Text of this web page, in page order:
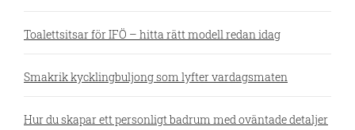
Toalettsitsar för IFÖ – hitta rätt modell redan idag
Smakrik kycklingbuljong som lyfter vardagsmaten
Hur du skapar ett personligt badrum med oväntade detaljer